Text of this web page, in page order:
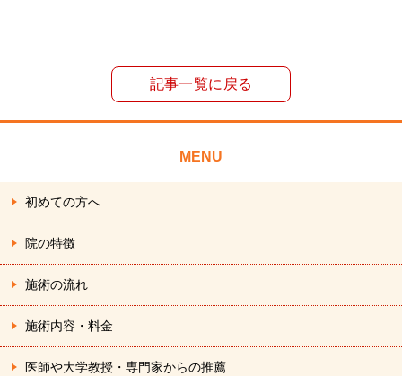
シ
記事一覧に戻る
MENU
初めての方へ
院の特徴
施術の流れ
施術内容・料金
医師や大学教授・専門家からの推薦